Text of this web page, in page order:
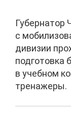
Губернатор
с
дивизии
подготовка
в учебном
тренажеры.